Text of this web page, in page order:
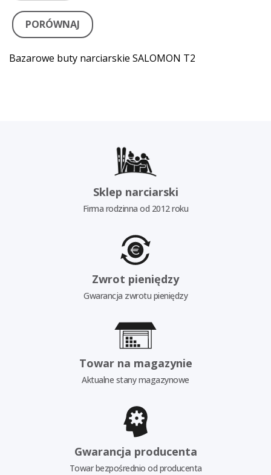
PORÓWNAJ
Bazarowe buty narciarskie SALOMON T2
Sklep narciarski
Firma rodzinna od 2012 roku
Zwrot pieniędzy
Gwarancja zwrotu pieniędzy
Towar na magazynie
Aktualne stany magazynowe
Gwarancja producenta
Towar bezpośrednio od producenta